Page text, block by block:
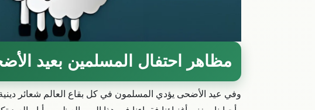
مظاهر احتفال المسلمين بعيد
وفي عيد الأضحى يؤدي المسلمون في كل بقاع العالم شعائر